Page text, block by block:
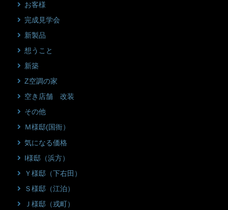
お客様
完成見学会
新製品
想うこと
新築
Z空調の家
空き店舗 改装
その他
Ｍ様邸(国衙）
気になる価格
I様邸（浜方）
Ｙ様邸（下右田）
Ｓ様邸（江泊）
Ｊ様邸（戎町）